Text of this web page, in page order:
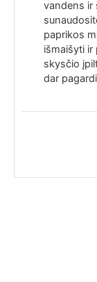
vandens ir
paprikos
išmaišyti ir
skysčio
dar